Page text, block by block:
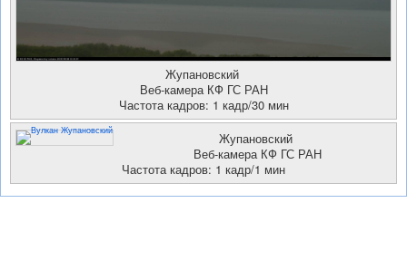
Жупановский
Веб-камера КФ ГС РАН
Частота кадров: 1 кадр/30 мин
Жупановский
Веб-камера КФ ГС РАН
Частота кадров: 1 кадр/1 мин